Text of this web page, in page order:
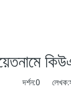
দর্শন:0